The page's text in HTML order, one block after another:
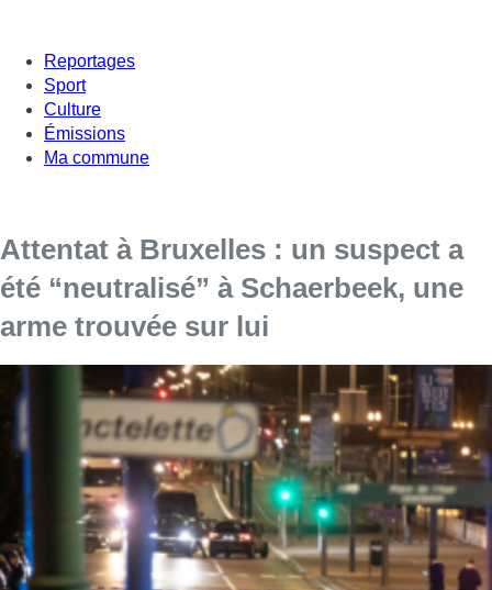
Reportages
Sport
Culture
Émissions
Ma commune
Attentat à Bruxelles : un suspect a
été “neutralisé” à Schaerbeek, une
arme trouvée sur lui